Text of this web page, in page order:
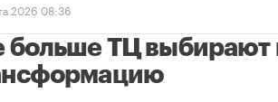
2026 08:36
больше ТЦ выбирают